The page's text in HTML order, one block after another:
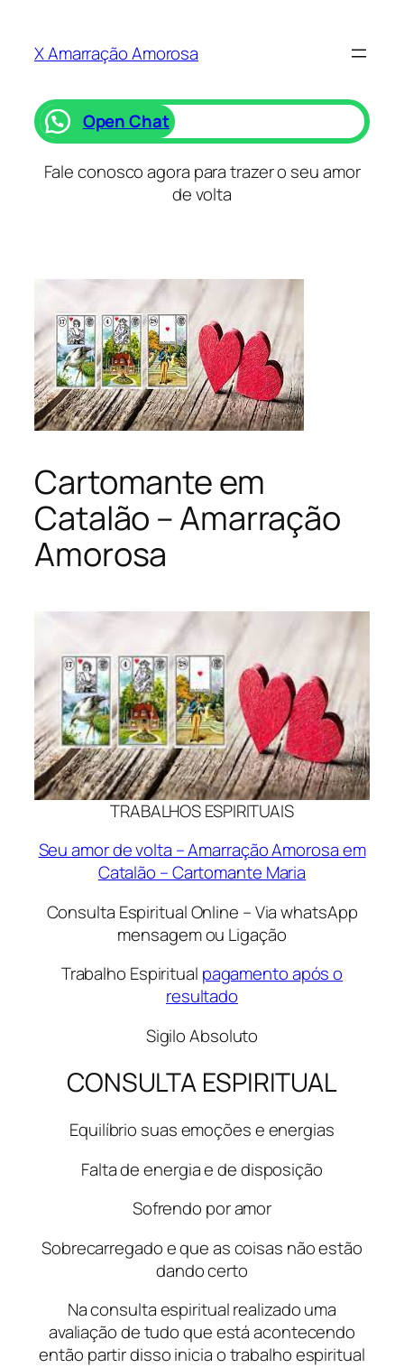
X Amarração Amorosa
Open Chat
Fale conosco agora para trazer o seu amor
de volta
Cartomante em
Catalão – Amarração
Amorosa
TRABALHOS ESPIRITUAIS
Seu amor de volta – Amarração Amorosa em
Catalão – Cartomante Maria
Consulta Espiritual Online – Via whatsApp
mensagem ou Ligação
Trabalho Espiritual pagamento após o
resultado
Sigilo Absoluto
CONSULTA ESPIRITUAL
Equilíbrio suas emoções e energias
Falta de energia e de disposição
Sofrendo por amor
Sobrecarregado e que as coisas não estão
dando certo
Na consulta espiritual realizado uma
avaliação de tudo que está acontecendo
então partir disso inicia o trabalho espiritual